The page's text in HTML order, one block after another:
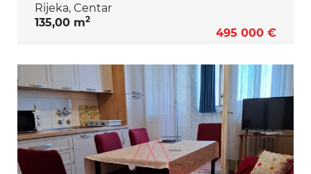
Rijeka, Centar
135,00 m2
495 000 €